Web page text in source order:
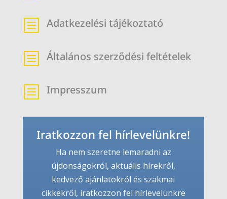
b Adatkezelési tájékoztató
b Általános szerződési feltételek
b Impresszum
Iratkozzon fel hírlevelünkre!
Ha nem szeretne lemaradni az
újdonságokról, aktuális hírekről,
kedvező ajánlatokról és szakmai
cikkekről, iratkozzon fel hírlevelünkre